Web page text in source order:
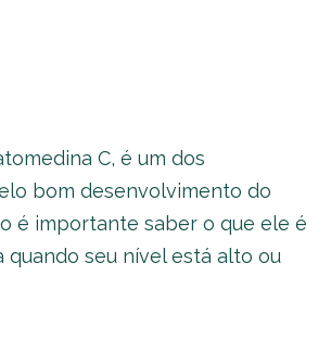
C, é um dos
bom desenvolvimento do
é importante saber o que ele é
quando seu nível está alto ou